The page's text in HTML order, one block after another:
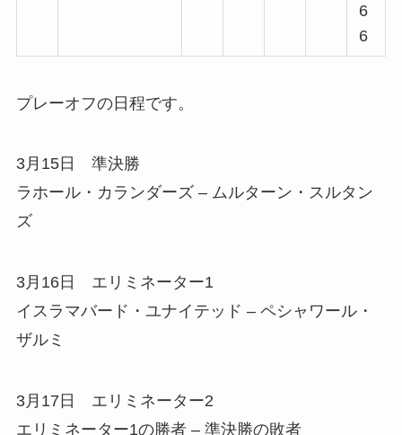
6
6
プレーオフの日程です。
3月15日 準決勝
ラホール・カランダーズ – ムルターン・スルタン
ズ
3月16日 エリミネーター1
イスラマバード・ユナイテッド – ペシャワール・
ザルミ
3月17日 エリミネーター2
エリミネーター1の勝者 – 準決勝の敗者